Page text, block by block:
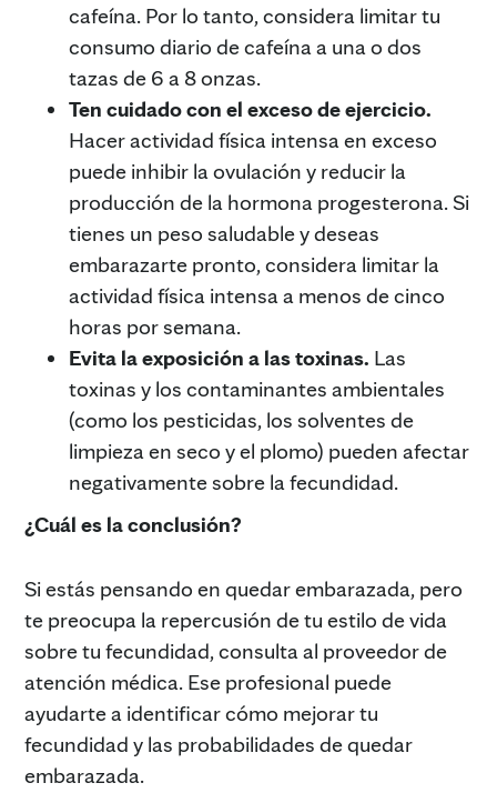
cafeína. Por lo tanto, considera limitar tu
consumo diario de cafeína a una o dos
tazas de 6 a 8 onzas.
Ten cuidado con el exceso de ejercicio.
Hacer actividad física intensa en exceso
puede inhibir la ovulación y reducir la
producción de la hormona progesterona. Si
tienes un peso saludable y deseas
embarazarte pronto, considera limitar la
actividad física intensa a menos de cinco
horas por semana.
Evita la exposición a las toxinas. Las
toxinas y los contaminantes ambientales
(como los pesticidas, los solventes de
limpieza en seco y el plomo) pueden afectar
negativamente sobre la fecundidad.
¿Cuál es la conclusión?
Si estás pensando en quedar embarazada, pero
te preocupa la repercusión de tu estilo de vida
sobre tu fecundidad, consulta al proveedor de
atención médica. Ese profesional puede
ayudarte a identificar cómo mejorar tu
fecundidad y las probabilidades de quedar
embarazada.